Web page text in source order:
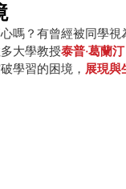
嗎？有曾經被同學
大學教授泰普·葛蘭
學習的困境， 展現與